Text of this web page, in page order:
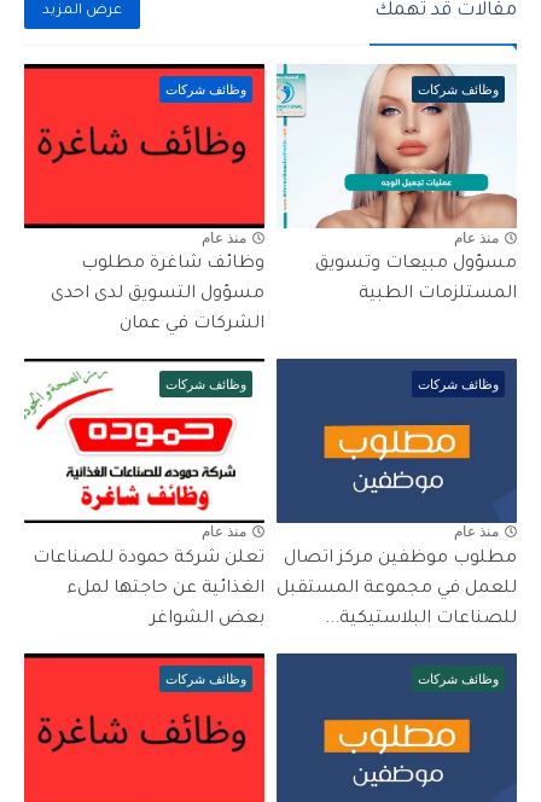
مقالات قد تهمك عرض المزيد
وظائف شركات
منذ عام
مسؤول مبيعات وتسويق
المستلزمات الطبية
وظائف شركات
منذ عام
وظائف شاغرة مطلوب
مسؤول التسويق لدى احدى
الشركات في عمان
وظائف شركات
منذ عام
مطلوب موظفين مركز اتصال
للعمل في مجموعة المستقبل
للصناعات البلاستيكية...
وظائف شركات
منذ عام
تعلن شركة حمودة للصناعات
الغذائية عن حاجتها لملء
بعض الشواغر
وظائف شركات وظائف شركات